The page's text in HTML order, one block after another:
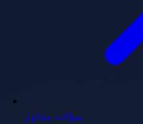
سوالات متداول